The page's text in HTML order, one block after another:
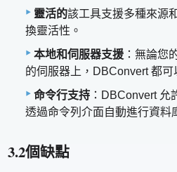
靈活的該工具支援多種來源
換靈活性。
本地和伺服器支援 ：無論您
的伺服器上，DBConvert 都可
命令行支持 ：DBConvert
透過命令列介面自動進行資料
3.2個缺點